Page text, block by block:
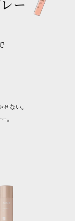
ない。
。